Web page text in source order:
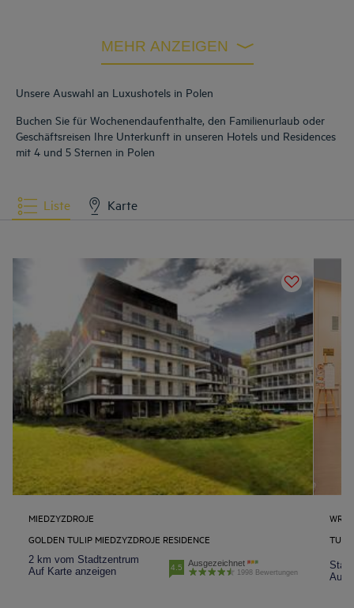
MEHR ANZEIGEN
Unsere Auswahl an Luxushotels in Polen
Buchen Sie für Wochenendaufenthalte, den Familienurlaub oder
Geschäftsreisen Ihre Unterkunft in unseren Hotels und Residences
mit 4 und 5 Sternen in Polen
Liste Karte
MIEDZYZDROJE
GOLDEN TULIP MIEDZYZDROJE RESIDENCE
2 km vom Stadtzentrum
Auf Karte anzeigen
4.5 Ausgezeichnet
1998 Bewertungen
Auf